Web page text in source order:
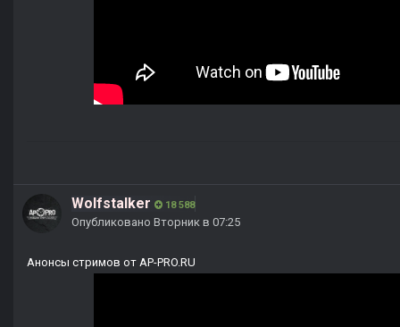
Wolfstalker 18 588
Опубликовано Вторник в 07:25
Анонсы стримов от AP-PRO.RU